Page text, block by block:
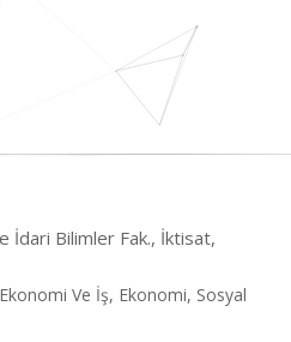
İdari Bilimler Fak., İktisat,
Ekonomi Ve İş, Ekonomi, Sosyal